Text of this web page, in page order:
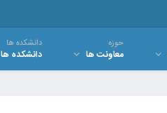
حوزه
معاونت ها
دانشکده ها
دانشکده ها